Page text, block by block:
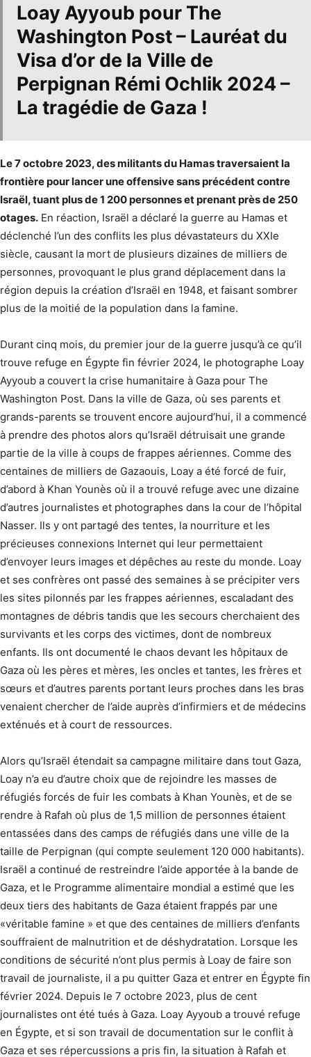
Loay Ayyoub pour The
Washington Post – Lauréat du
Visa d’or de la Ville de
Perpignan Rémi Ochlik 2024 –
La tragédie de Gaza !
Le 7 octobre 2023, des militants du Hamas traversaient la
frontière pour lancer une offensive sans précédent contre
Israël, tuant plus de 1 200 personnes et prenant près de 250
otages. En réaction, Israël a déclaré la guerre au Hamas et
déclenché l’un des conflits les plus dévastateurs du XXIe
siècle, causant la mort de plusieurs dizaines de milliers de
personnes, provoquant le plus grand déplacement dans la
région depuis la création d’Israël en 1948, et faisant sombrer
plus de la moitié de la population dans la famine.
Durant cinq mois, du premier jour de la guerre jusqu’à ce qu’il
trouve refuge en Égypte fin février 2024, le photographe Loay
Ayyoub a couvert la crise humanitaire à Gaza pour The
Washington Post. Dans la ville de Gaza, où ses parents et
grands-parents se trouvent encore aujourd’hui, il a commencé
à prendre des photos alors qu’Israël détruisait une grande
partie de la ville à coups de frappes aériennes. Comme des
centaines de milliers de Gazaouis, Loay a été forcé de fuir,
d’abord à Khan Younès où il a trouvé refuge avec une dizaine
d’autres journalistes et photographes dans la cour de l’hôpital
Nasser. Ils y ont partagé des tentes, la nourriture et les
précieuses connexions Internet qui leur permettaient
d’envoyer leurs images et dépêches au reste du monde. Loay
et ses confrères ont passé des semaines à se précipiter vers
les sites pilonnés par les frappes aériennes, escaladant des
montagnes de débris tandis que les secours cherchaient des
survivants et les corps des victimes, dont de nombreux
enfants. Ils ont documenté le chaos devant les hôpitaux de
Gaza où les pères et mères, les oncles et tantes, les frères et
sœurs et d’autres parents portant leurs proches dans les bras
venaient chercher de l’aide auprès d’infirmiers et de médecins
exténués et à court de ressources.
Alors qu’Israël étendait sa campagne militaire dans tout Gaza,
Loay n’a eu d’autre choix que de rejoindre les masses de
réfugiés forcés de fuir les combats à Khan Younès, et de se
rendre à Rafah où plus de 1,5 million de personnes étaient
entassées dans des camps de réfugiés dans une ville de la
taille de Perpignan (qui compte seulement 120 000 habitants).
Israël a continué de restreindre l’aide apportée à la bande de
Gaza, et le Programme alimentaire mondial a estimé que les
deux tiers des habitants de Gaza étaient frappés par une
«véritable famine » et que des centaines de milliers d’enfants
souffraient de malnutrition et de déshydratation. Lorsque les
conditions de sécurité n’ont plus permis à Loay de faire son
travail de journaliste, il a pu quitter Gaza et entrer en Égypte fin
février 2024. Depuis le 7 octobre 2023, plus de cent
journalistes ont été tués à Gaza. Loay Ayyoub a trouvé refuge
en Égypte, et si son travail de documentation sur le conflit à
Gaza et ses répercussions a pris fin, la situation à Rafah et